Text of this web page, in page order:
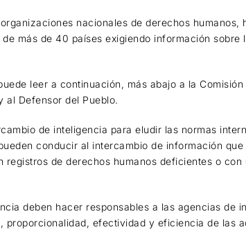
nacionales de derechos humanos,
más de 40 países exigiendo información sobre
leer a continuación, más abajo a la
al Defensor del Pueblo.
de inteligencia para eludir las normas
conducir al intercambio de información
de derechos humanos deficientes o con
deben hacer responsables a las agencias de
proporcionalidad, efectividad y eficiencia de las